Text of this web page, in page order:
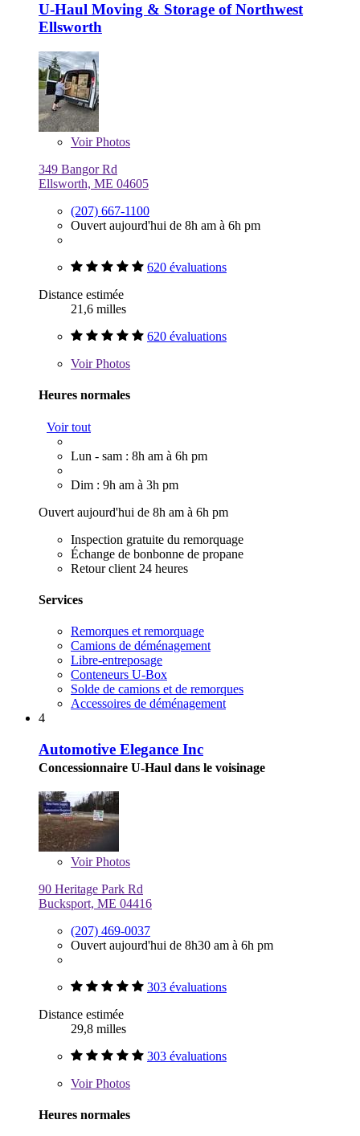
U-Haul Moving & Storage of Northwest
Ellsworth
VoirPhotos
349 Bangor Rd
Ellsworth, ME 04605
(207) 667-1100
Ouvert aujourd'hui de 8h am à 6h pm
620 évaluations
Distance estimée
21,6 milles
620 évaluations
VoirPhotos
Heures normales
Voir tout
Lun - sam : 8h am à 6h pm
Dim : 9h am à 3h pm
Ouvert aujourd'hui de 8h am à 6h pm
Inspection gratuite du remorquage
Échange de bonbonne de propane
Retour client 24 heures
Services
Remorques et remorquage
Camions de déménagement
Libre-entreposage
Conteneurs U-Box
Solde de camions et de remorques
Accessoires de déménagement
4
Automotive Elegance Inc
Concessionnaire U-Haul dans le voisinage
VoirPhotos
90 Heritage Park Rd
Bucksport, ME 04416
(207) 469-0037
Ouvert aujourd'hui de 8h30 am à 6h pm
303 évaluations
Distance estimée
29,8 milles
303 évaluations
VoirPhotos
Heures normales